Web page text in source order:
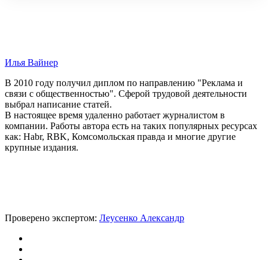
Илья Вайнер
В 2010 году получил диплом по направлению "Реклама и
связи с общественностью". Сферой трудовой деятельности
выбрал написание статей.
В настоящее время удаленно работает журналистом в
компании. Работы автора есть на таких популярных ресурсах
как: Habr, RBK, Комсомольская правда и многие другие
крупные издания.
Проверено экспертом: Леусенко Александр